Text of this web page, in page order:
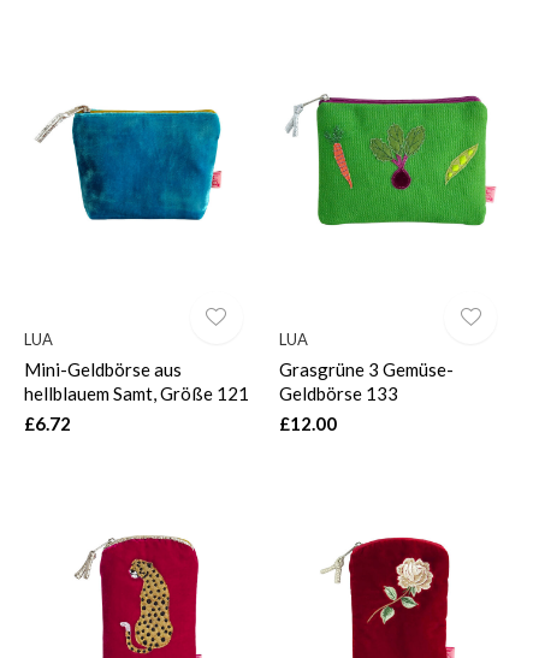
LUA
Mini-Geldbörse aus
hellblauem Samt, Größe 121
£6.72
LUA
Grasgrüne 3 Gemüse-
Geldbörse 133
£12.00